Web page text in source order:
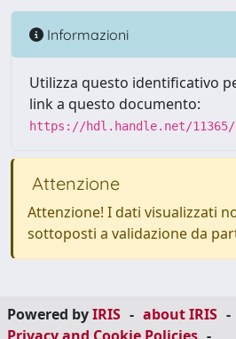
Informazioni
Utilizza questo identificativo
link a questo documento:
https://hdl.handle.net/11365/
Attenzione
Attenzione! I dati visualizzati
sottoposti a validazione da
Powered byIRIS - about IRIS -